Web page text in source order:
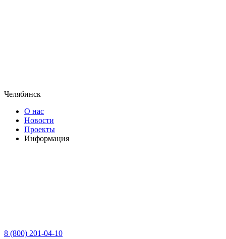
Челябинск
О нас
Новости
Проекты
Информация
8 (800) 201-04-10